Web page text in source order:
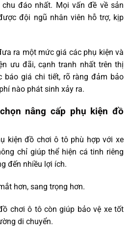
đáo nhất. Mọi vấn đề về sản
đội ngũ nhân viên hỗ trợ, kịp
ra một mức giá các phụ kiện và
ưu đãi, cạnh tranh nhất trên thị
báo giá chi tiết, rõ ràng đảm bảo
nào phát sinh xảy ra.
nâng cấp phụ kiện đồ
kiện đồ chơi ô tô phù hợp với xe
chỉ giúp thể hiện cá tinh riêng
đến nhiều lợi ích.
hơn, sang trọng hơn.
chơi ô tô còn giúp bảo vệ xe tốt
di chuyển.